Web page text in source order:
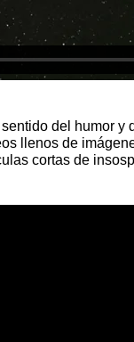
del humor y
llenos de
cortas de